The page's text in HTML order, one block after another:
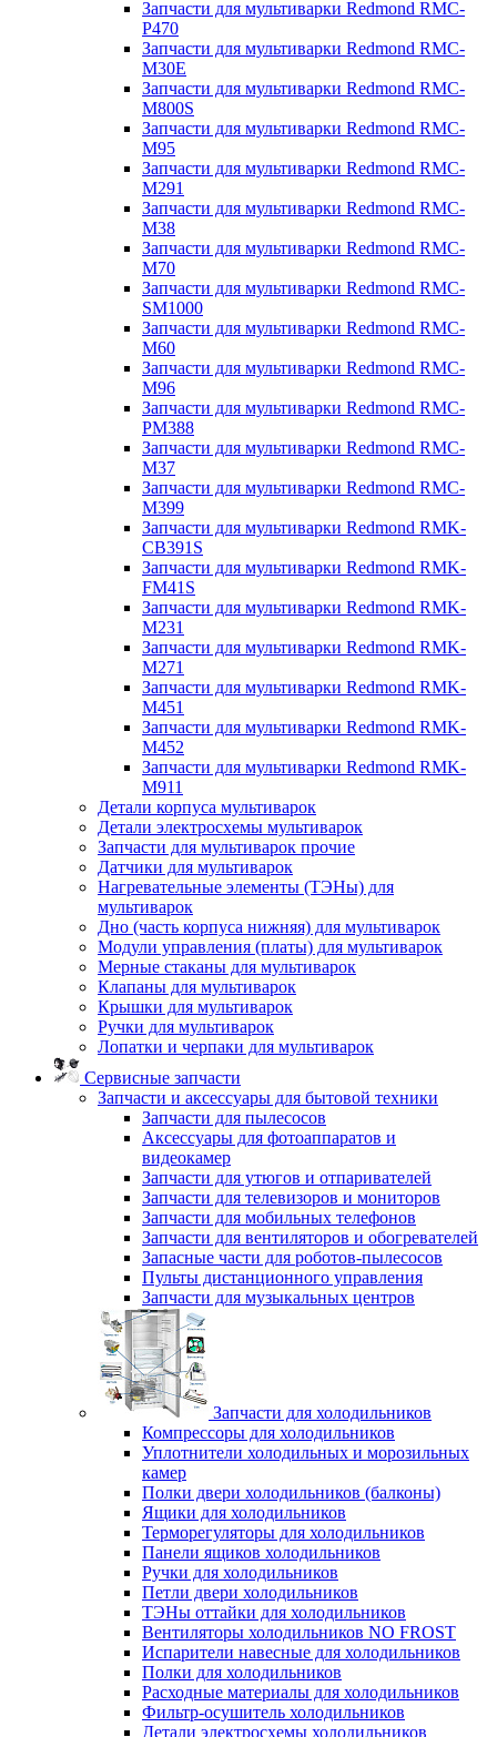
Запчасти для мультиварки Redmond RMC-
P470
Запчасти для мультиварки Redmond RMC-
M30E
Запчасти для мультиварки Redmond RMC-
M800S
Запчасти для мультиварки Redmond RMC-
M95
Запчасти для мультиварки Redmond RMC-
M291
Запчасти для мультиварки Redmond RMC-
M38
Запчасти для мультиварки Redmond RMC-
M70
Запчасти для мультиварки Redmond RMC-
SM1000
Запчасти для мультиварки Redmond RMC-
M60
Запчасти для мультиварки Redmond RMC-
M96
Запчасти для мультиварки Redmond RMC-
PM388
Запчасти для мультиварки Redmond RMC-
M37
Запчасти для мультиварки Redmond RMC-
M399
Запчасти для мультиварки Redmond RMK-
CB391S
Запчасти для мультиварки Redmond RMK-
FM41S
Запчасти для мультиварки Redmond RMK-
M231
Запчасти для мультиварки Redmond RMK-
M271
Запчасти для мультиварки Redmond RMK-
M451
Запчасти для мультиварки Redmond RMK-
M452
Запчасти для мультиварки Redmond RMK-
M911
Детали корпуса мультиварок
Детали электросхемы мультиварок
Запчасти для мультиварок прочие
Датчики для мультиварок
Нагревательные элементы (ТЭНы) для
мультиварок
Дно (часть корпуса нижняя) для мультиварок
Модули управления (платы) для мультиварок
Мерные стаканы для мультиварок
Клапаны для мультиварок
Крышки для мультиварок
Ручки для мультиварок
Лопатки и черпаки для мультиварок
Сервисные запчасти
Запчасти и аксессуары для бытовой техники
Запчасти для пылесосов
Аксессуары для фотоаппаратов и
видеокамер
Запчасти для утюгов и отпаривателей
Запчасти для телевизоров и мониторов
Запчасти для мобильных телефонов
Запчасти для вентиляторов и обогревателей
Запасные части для роботов-пылесосов
Пульты дистанционного управления
Запчасти для музыкальных центров
Запчасти для холодильников
Компрессоры для холодильников
Уплотнители холодильных и морозильных
камер
Полки двери холодильников (балконы)
Ящики для холодильников
Терморегуляторы для холодильников
Панели ящиков холодильников
Ручки для холодильников
Петли двери холодильников
ТЭНы оттайки для холодильников
Вентиляторы холодильников NO FROST
Испарители навесные для холодильников
Полки для холодильников
Расходные материалы для холодильников
Фильтр-осушитель холодильников
Детали электросхемы холодильников